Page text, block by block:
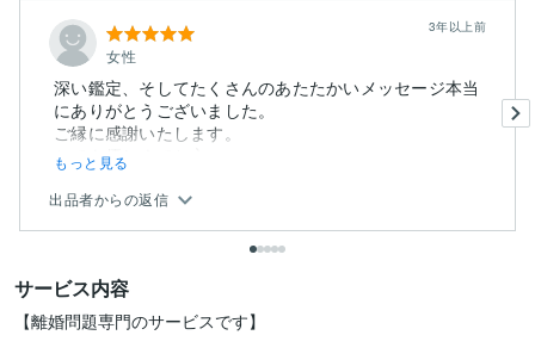
女性
3年以上前
深い鑑定、そしてたくさんのあたたかいメッセージ本当
にありがとうございました。
ご縁に感謝いたします。
とても優しくてお心...
もっと見る
出品者からの返信
サービス内容
【離婚問題専門のサービスです】